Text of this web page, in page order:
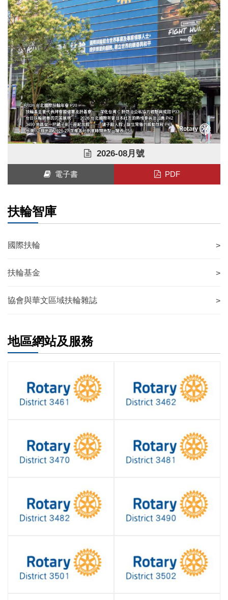
2026-08月號
電子書 PDF
扶輪智庫
國際扶輪 >
扶輪基金 >
協會與華文區域扶輪雜誌 >
地區網站及服務